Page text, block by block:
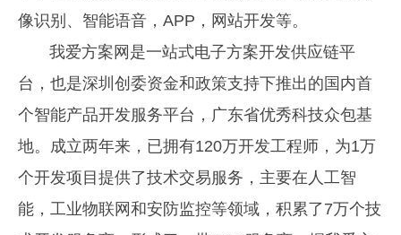
像识别、智能语音，APP，网站开发等。
我爱方案网是一站式电子方案开发供应链平
台，也是深圳创委资金和政策支持下推出的国内首
个智能产品开发服务平台，广东省优秀科技众包基
地。成立两年来，已拥有120万开发工程师，为1万
个开发项目提供了技术交易服务，主要在人工智
能，工业物联网和安防监控等领域，积累了7万个技